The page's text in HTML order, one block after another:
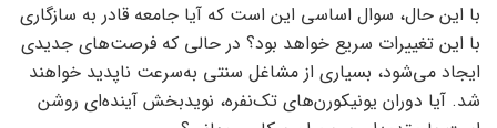
با این حال، سوال اساسی این است که آیا جامعه قادر به سازگاری
با این تغییرات سریع خواهد بود؟ در حالی که فرصت‌های جدیدی
ایجاد می‌شود، بسیاری از مشاغل سنتی به‌سرعت ناپدید خواهند
شد. آیا دوران یونیکورن‌های تک‌نفره، نویدبخش آینده‌ای روشن